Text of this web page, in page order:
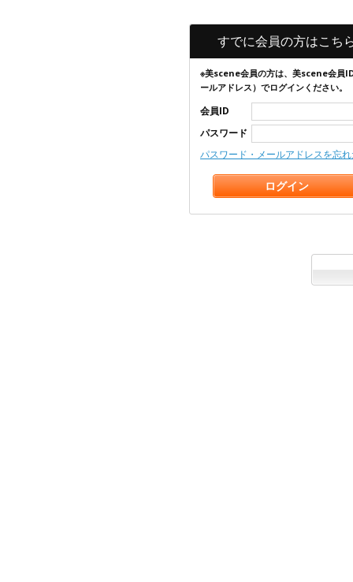
すでに会員の方はこち
※美scene会員の方は、美scene会員
ールアドレス）でログインください。
会員ID
パスワード
パスワード・メールアドレスを忘